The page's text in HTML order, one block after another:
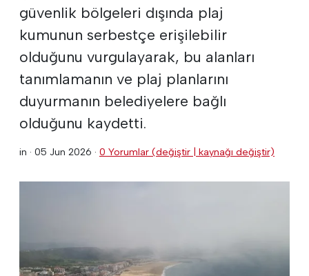
güvenlik bölgeleri dışında plaj
kumunun serbestçe erişilebilir
olduğunu vurgulayarak, bu alanları
tanımlamanın ve plaj planlarını
duyurmanın belediyelere bağlı
olduğunu kaydetti.
in · 05 Jun 2026 · 0 Yorumlar (değiştir | kaynağı değiştir)